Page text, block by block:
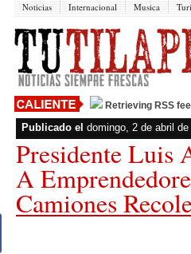
Noticias Internacional Musica
Retrieving RSS
Publicado el domingo, 2 de abril de
Presidente Luis
A
Camiones